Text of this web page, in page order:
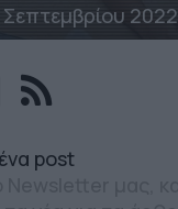
Σεπτεμβρίου 2022
post